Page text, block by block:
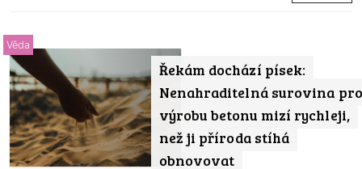
Řekám dochází písek:
Nenahraditelná surovina pro
výrobu betonu mizí rychleji,
než ji příroda stíhá
obnovovat
Věda